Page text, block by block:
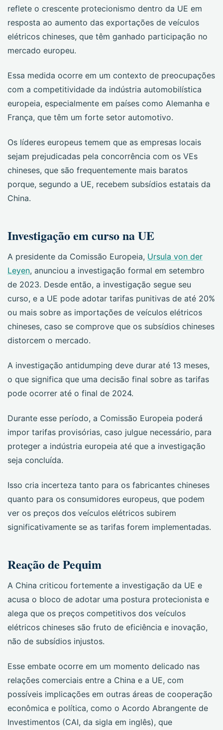
reflete o crescente protecionismo dentro da UE em
resposta ao aumento das exportações de veículos
elétricos chineses, que têm ganhado participação no
mercado europeu.
Essa medida ocorre em um contexto de preocupações
com a competitividade da indústria automobilística
europeia, especialmente em países como Alemanha e
França, que têm um forte setor automotivo.
Os líderes europeus temem que as empresas locais
sejam prejudicadas pela concorrência com os VEs
chineses, que são frequentemente mais baratos
porque, segundo a UE, recebem subsídios estatais da
China.
Investigação em curso na UE
A presidente da Comissão Europeia, Ursula von der
Leyen, anunciou a investigação formal em setembro
de 2023. Desde então, a investigação segue seu
curso, e a UE pode adotar tarifas punitivas de até 20%
ou mais sobre as importações de veículos elétricos
chineses, caso se comprove que os subsídios chineses
distorcem o mercado.
A investigação antidumping deve durar até 13 meses,
o que significa que uma decisão final sobre as tarifas
pode ocorrer até o final de 2024.
Durante esse período, a Comissão Europeia poderá
impor tarifas provisórias, caso julgue necessário, para
proteger a indústria europeia até que a investigação
seja concluída.
Isso cria incerteza tanto para os fabricantes chineses
quanto para os consumidores europeus, que podem
ver os preços dos veículos elétricos subirem
significativamente se as tarifas forem implementadas.
Reação de Pequim
A China criticou fortemente a investigação da UE e
acusa o bloco de adotar uma postura protecionista e
alega que os preços competitivos dos veículos
elétricos chineses são fruto de eficiência e inovação,
não de subsídios injustos.
Esse embate ocorre em um momento delicado nas
relações comerciais entre a China e a UE, com
possíveis implicações em outras áreas de cooperação
econômica e política, como o Acordo Abrangente de
Investimentos (CAI, da sigla em inglês), que